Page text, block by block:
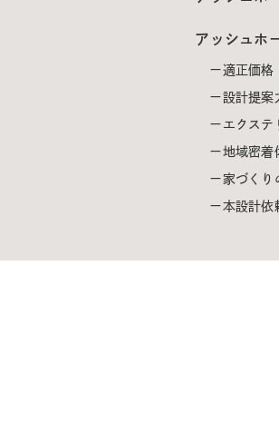
アッシュホ
適正価格
設計提案
エクステ
地域密着
家づくり
本設計依